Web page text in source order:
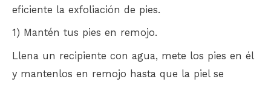
eficiente la exfoliación de pies.
1) Mantén tus pies en remojo.
Llena un recipiente con agua, mete los pies en él
y mantenlos en remojo hasta que la piel se